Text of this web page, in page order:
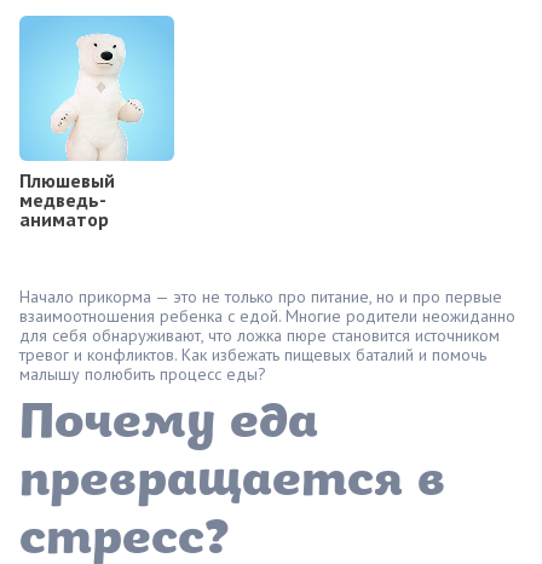
Плюшевый
медведь-
аниматор
Начало прикорма — это не только про питание, но и про первые
взаимоотношения ребенка с едой. Многие родители неожиданно
для себя обнаруживают, что ложка пюре становится источником
тревог и конфликтов. Как избежать пищевых баталий и помочь
малышу полюбить процесс еды?
Почему еда
превращается в
стресс?